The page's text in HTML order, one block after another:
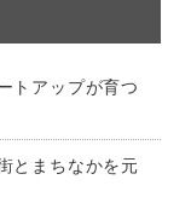
トアップが育つ
とまちなかを元